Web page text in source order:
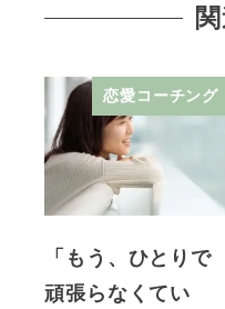
恋愛コーチング
「もう、ひとりで
頑張らなくてい